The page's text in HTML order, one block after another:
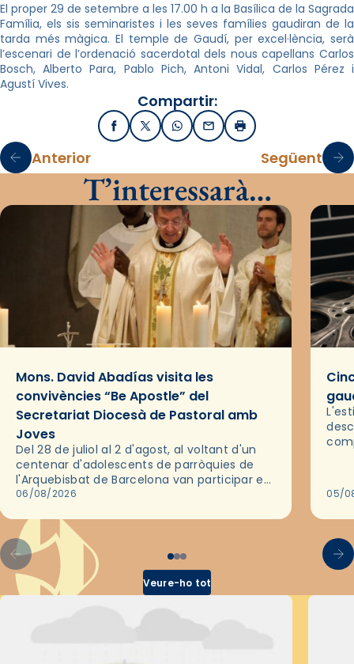
El proper 29 de setembre a les 17.00 h a la Basílica de la Sagrada
Família, els sis seminaristes i les seves famílies gaudiran de la
tarda més màgica. El temple de Gaudí, per excel·lència, serà
l’escenari de l’ordenació sacerdotal dels nous capellans Carlos
Bosch, Alberto Para, Pablo Pich, Antoni Vidal, Carlos Pérez i
Agustí Vives.
Compartir:
FacebookX / TwitterWhatsApp
EmailImprimir
Anterior Següent
T’interessarà…
Mons. David Abadías visita les
convivències “Be Apostle” del
Secretariat Diocesà de Pastoral amb
Joves
Del 28 de juliol al 2 d'agost, al voltant d'un
centenar d'adolescents de parròquies de
l'Arquebisbat de Barcelona van participar en
les convivències Be Apostle, organitzades
06/08/2026 05/
Veure-ho tot